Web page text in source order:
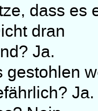
dass es
dran
Ja.
Ja.